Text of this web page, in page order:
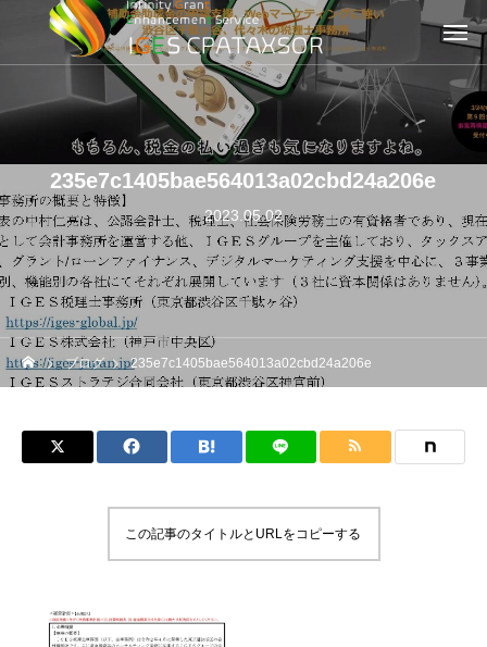
235e7c1405bae564013a02cbd24a206e
2023.05.02
ブログ 235e7c1405bae564013a02cbd24a206e
この記事のタイトルとURLをコピーする